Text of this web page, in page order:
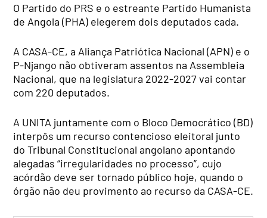
O Partido do PRS e o estreante Partido Humanista
de Angola (PHA) elegerem dois deputados cada.
A CASA-CE, a Aliança Patriótica Nacional (APN) e o
P-Njango não obtiveram assentos na Assembleia
Nacional, que na legislatura 2022-2027 vai contar
com 220 deputados.
A UNITA juntamente com o Bloco Democrático (BD)
interpôs um recurso contencioso eleitoral junto
do Tribunal Constitucional angolano apontando
alegadas “irregularidades no processo”, cujo
acórdão deve ser tornado público hoje, quando o
órgão não deu provimento ao recurso da CASA-CE.